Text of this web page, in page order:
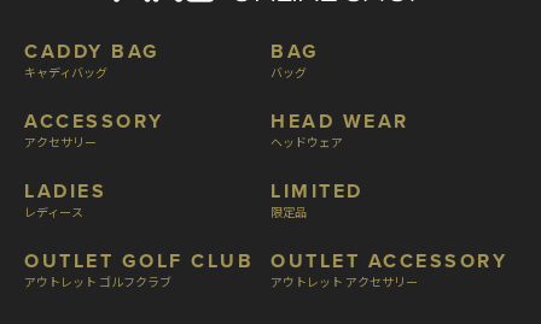
CADDY BAG
キャディバッグ
ACCESSORY
アクセサリー
LADIES
レディース
OUTLET GOLF CLUB
アウトレット ゴルフクラブ
BAG
バッグ
HEAD WEAR
ヘッドウェア
LIMITED
限定品
OUTLET ACCESSORY
アウトレット アクセサリー